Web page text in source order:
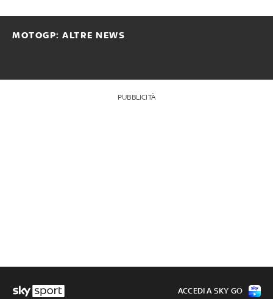
MOTOGP: ALTRE NEWS
PUBBLICITÀ
ACCEDI A SKY GO